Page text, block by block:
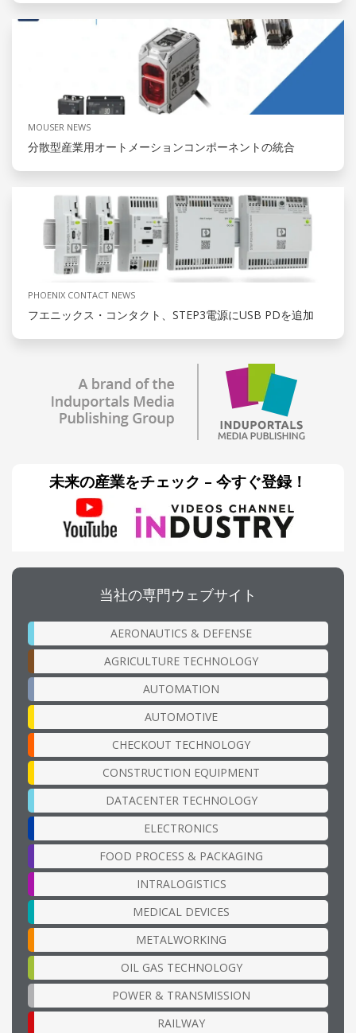
MOUSER NEWS
分散型産業用オートメーションコンポーネントの統合
PHOENIX CONTACT NEWS
フエニックス・コンタクト、STEP3電源にUSB PDを追加
未来の産業をチェック – 今すぐ登録！
当社の専門ウェブサイト
AERONAUTICS & DEFENSE
AGRICULTURE TECHNOLOGY
AUTOMATION
AUTOMOTIVE
CHECKOUT TECHNOLOGY
CONSTRUCTION EQUIPMENT
DATACENTER TECHNOLOGY
ELECTRONICS
FOOD PROCESS & PACKAGING
INTRALOGISTICS
MEDICAL DEVICES
METALWORKING
OIL GAS TECHNOLOGY
POWER & TRANSMISSION
RAILWAY